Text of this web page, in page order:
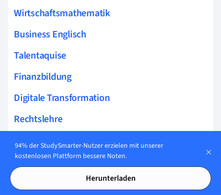
Wirtschaftsmathematik
Business Englisch
Talentaquise
Finanzbildung
Digitale Transformation
Rechtslehre
Wirtschaft Grundwissen
Betriebswirtschaftslehre
94% der StudySmarter-Nutzer erzielen mit unserer
kostenlosen Plattform bessere Noten.
Herunterladen